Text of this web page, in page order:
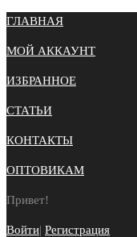
ГЛАВНАЯ
МОЙ АККАУНТ
ИЗБРАННОЕ
СТАТЬИ
КОНТАКТЫ
ОПТОВИКАМ
Привет!
Войти| Регистрация